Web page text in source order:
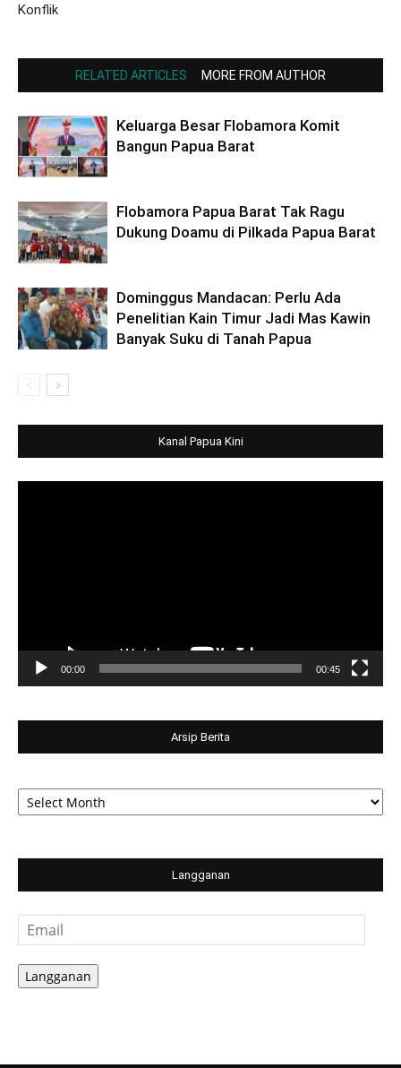
Konflik
RELATED ARTICLES MORE FROM AUTHOR
Keluarga Besar Flobamora Komit
Bangun Papua Barat
Flobamora Papua Barat Tak Ragu
Dukung Doamu di Pilkada Papua Barat
Dominggus Mandacan: Perlu Ada
Penelitian Kain Timur Jadi Mas Kawin
Banyak Suku di Tanah Papua
Kanal Papua Kini
00:00 00:45
Arsip Berita
Arsip
Berita
Langganan
Email
Langganan